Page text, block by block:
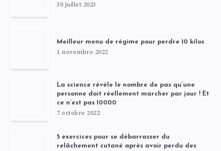
30 juillet 2023
Meilleur menu de régime pour perdre 10 kilos
1 novembre 2022
La science révèle le nombre de pas qu’une
personne doit réellement marcher par jour ! Et
ce n’est pas 10000
7 octobre 2022
5 exercices pour se débarrasser du
relâchement cutané après avoir perdu des